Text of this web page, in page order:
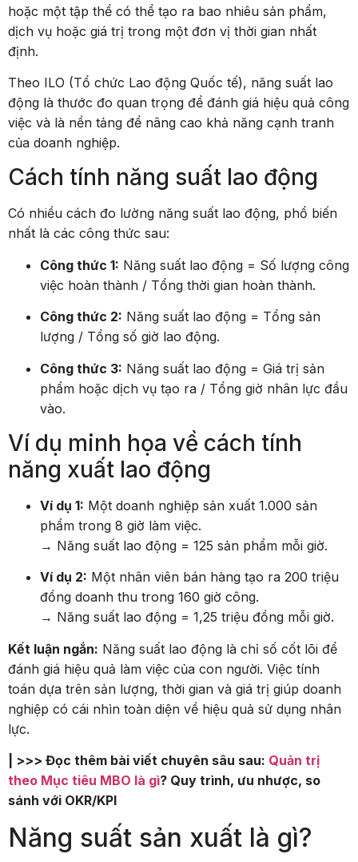
hoặc một tập thể có thể tạo ra bao nhiêu sản phẩm,
dịch vụ hoặc giá trị trong một đơn vị thời gian nhất
định.
Theo ILO (Tổ chức Lao động Quốc tế), năng suất lao
động là thước đo quan trọng để đánh giá hiệu quả công
việc và là nền tảng để nâng cao khả năng cạnh tranh
của doanh nghiệp.
Cách tính năng suất lao động
Có nhiều cách đo lường năng suất lao động, phổ biến
nhất là các công thức sau:
Công thức 1: Năng suất lao động = Số lượng công
việc hoàn thành / Tổng thời gian hoàn thành.
Công thức 2: Năng suất lao động = Tổng sản
lượng / Tổng số giờ lao động.
Công thức 3: Năng suất lao động = Giá trị sản
phẩm hoặc dịch vụ tạo ra / Tổng giờ nhân lực đầu
vào.
Ví dụ minh họa về cách tính
năng xuất lao động
Ví dụ 1: Một doanh nghiệp sản xuất 1.000 sản
phẩm trong 8 giờ làm việc.
→ Năng suất lao động = 125 sản phẩm mỗi giờ.
Ví dụ 2: Một nhân viên bán hàng tạo ra 200 triệu
đồng doanh thu trong 160 giờ công.
→ Năng suất lao động = 1,25 triệu đồng mỗi giờ.
Kết luận ngắn: Năng suất lao động là chỉ số cốt lõi để
đánh giá hiệu quả làm việc của con người. Việc tính
toán dựa trên sản lượng, thời gian và giá trị giúp doanh
nghiệp có cái nhìn toàn diện về hiệu quả sử dụng nhân
lực.
| >>> Đọc thêm bài viết chuyên sâu sau: Quản trị
theo Mục tiêu MBO là gì? Quy trình, ưu nhược, so
sánh với OKR/KPI
Năng suất sản xuất là gì?